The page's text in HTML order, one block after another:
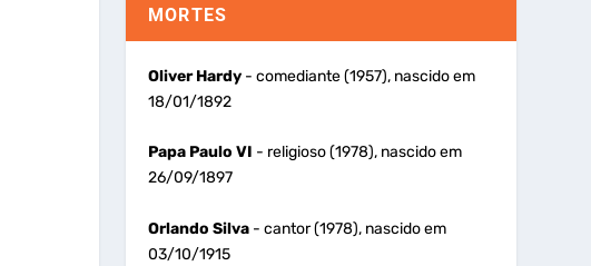
MORTES
Oliver Hardy- comediante (1957), nascido em
18/01/1892
Papa Paulo VI - religioso (1978), nascido em
26/09/1897
Orlando Silva- cantor (1978), nascido em
03/10/1915